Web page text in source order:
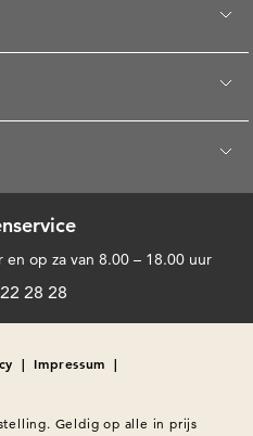
en op za van 8.00 – 18.00 uur
28 28
| Impressum |
Geldig op alle in prijs